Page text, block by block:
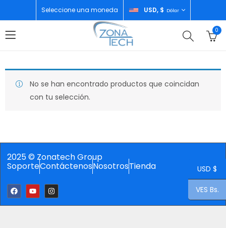
Seleccione una moneda USD, $ Dólar
0
No se han encontrado productos que coincidan
con tu selección.
2025 © Zonatech Group
SoporteContáctenosNosotrosTienda USD $
VES Bs.